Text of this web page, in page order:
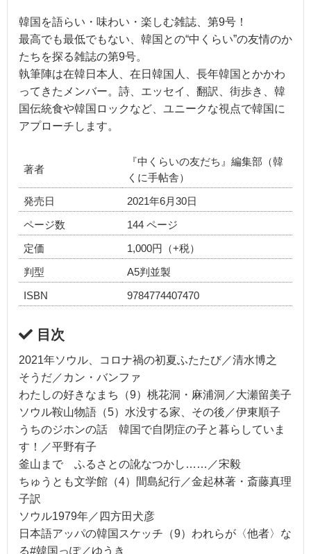
韓国を語らい・味わい・楽しむ雑誌、第9号！
最高でも最低でもない、韓国との“中くらい”の友情のか
たちを探る雑誌の第9号。
執筆陣は在韓日本人、在日韓国人、長年韓国とかかわ
ってきたメンバー。詩、エッセイ、翻訳、街歩き、韓
国伝統食や韓国ロックなど、ユニークな視点で韓国に
アプローチします。
著者
『中くらいの友だち』編集部（韓
くに手帖舎）
発売日 2021年6月30日
ページ数 144 ページ
定価 1,000円（+税）
判型 A5判並製
ISBN 9784774407470
目次
2021年ソウル、コロナ禍の初夏ふたたび／清水博之
そうだ／カン・バンファ
わたしの好きなまち（9）桃花洞・麻浦洞／大瀬留美子
ソウル鞍山物語（5）水没する家、その後／伊東順子
うちのジホンの話 韓国で自閉症の子と暮らしていま
す！／平野有子
釜山まで ふるさとの訛なつかし……／宋毅
ちゅうとも文学館（4）間島紀行／金起林著・斎藤真理
子訳
ソウル1979年／四方田犬彦
日本語アッパの韓国スケッチ（9）われらが〈他者〉な
る#韓国っぽ／ゆうき